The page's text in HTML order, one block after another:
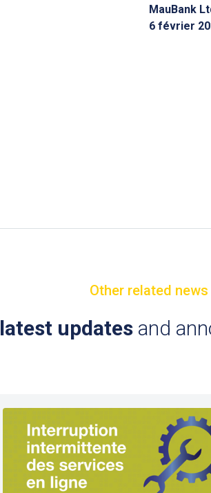
MauBank
6 février
Other related news
latest updates and